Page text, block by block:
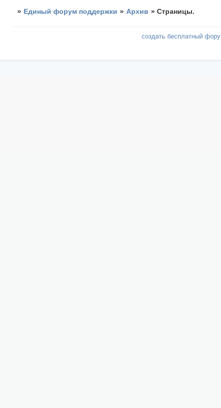
» Единый форум поддержки » Архив »Страницы.
создать бесплатный